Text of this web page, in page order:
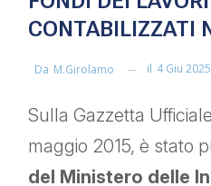
CONTABILIZZATI
Da M.girolamo il 4 Giu 2025
Sulla Gazzetta
maggio 2015, è stato
del Ministero delle